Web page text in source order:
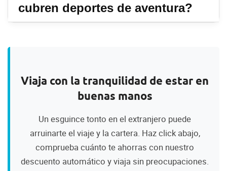
cubren deportes de aventura?
Viaja con la tranquilidad de estar en
buenas manos
Un esguince tonto en el extranjero puede
arruinarte el viaje y la cartera. Haz click abajo,
comprueba cuánto te ahorras con nuestro
descuento automático y viaja sin preocupaciones.